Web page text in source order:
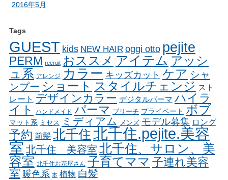
2016年5月
Tags
GUEST kids NEW HAIR oggi otto pejite
PERM recruit おススメ アイテム アッシ
ュ系 アレンジ カラー キッズカット ケア シャ
ンプー ショート スタイルチェンジ スト
レート デザインカラー デジタルパーマ ハイラ
イト
ハンドメイド パーマ ブリーチ プライベート ボブ
マット系 ミセス ミディアム メンズ モデル募集 ロング
予約 前髪 北千住北千住.pejite.美容
室 北千住 美容室 北千住、サロン、美
容室 北千住お花屋さん 子育てママ 子連れ美容
室 暖色系 本 植物 白髪